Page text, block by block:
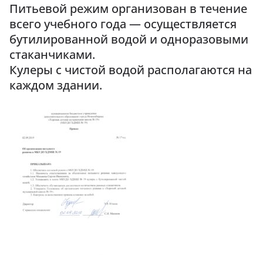
Питьевой режим организован в течение
всего учебного года — осуществляется
бутилированной водой и одноразовыми
стаканчиками.
Кулеры с чистой водой располагаются на
каждом здании.